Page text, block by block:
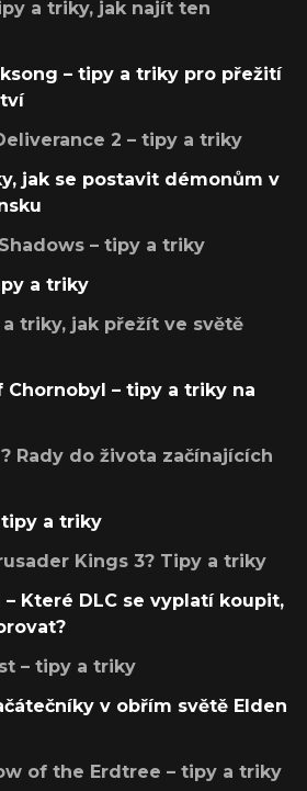
a triky, jak najít ten
– tipy a triky pro přežití
2 – tipy a triky
jak se postavit démonům v
– tipy a triky
a triky
triky, jak přežít ve světě
Chornobyl – tipy a triky na
Rady do života začínajících
a triky
Kings 3? Tipy a triky
– Které DLC se vyplatí koupit,
– tipy a triky
v obřím světě Elden
of the Erdtree – tipy a triky